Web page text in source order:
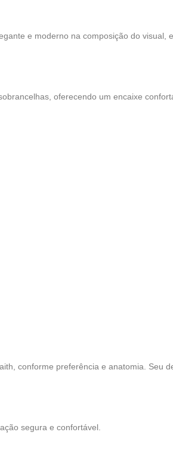
e moderno na composição do visual,
oferecendo um encaixe
conforme preferência e anatomia. Seu
segura e confortável.